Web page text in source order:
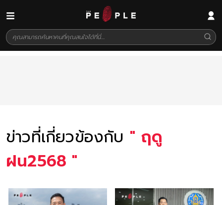
ข่าวที่เกี่ยวข้องกับ " ฤดู
ฝน2568 "